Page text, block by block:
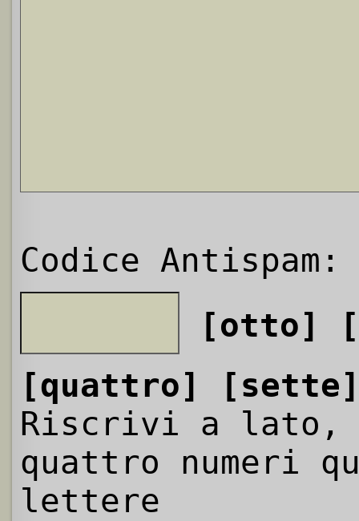
Codice Antispam:
[otto]
[quattro]
Riscrivi a
quattro numeri
lettere